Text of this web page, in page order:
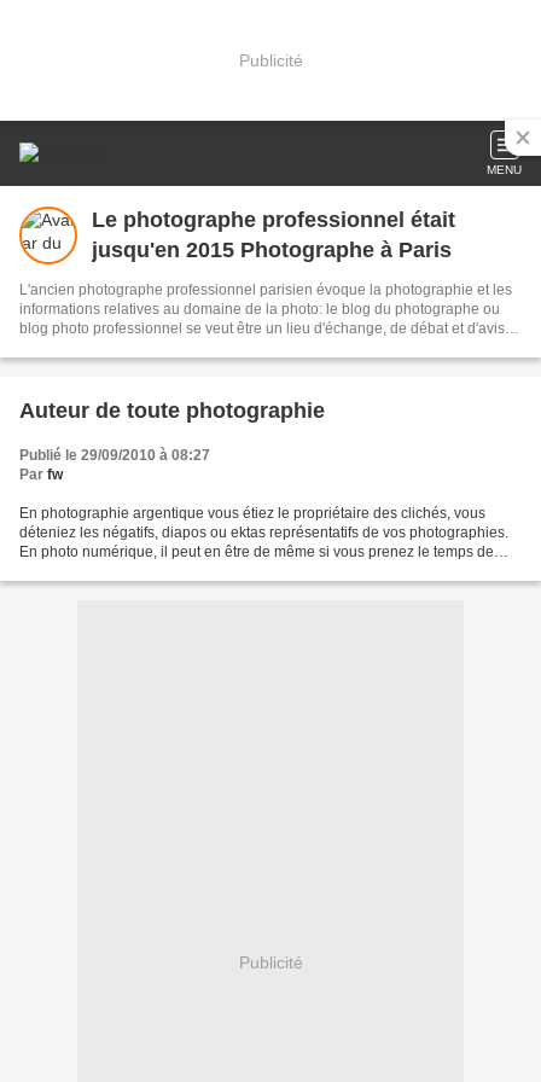
Publicité
MENU
Le photographe professionnel était
jusqu'en 2015 Photographe à Paris
L'ancien photographe professionnel parisien évoque la photographie et les
informations relatives au domaine de la photo: le blog du photographe ou
blog photo professionnel se veut être un lieu d'échange, de débat et d'avis
à Paris.
Auteur de toute photographie
Publié le 29/09/2010 à 08:27
Par fw
En photographie argentique vous étiez le propriétaire des clichés, vous
déteniez les négatifs, diapos ou ektas représentatifs de vos photographies.
En photo numérique, il peut en être de même si vous prenez le temps de
Publicité